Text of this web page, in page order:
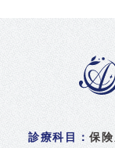
診療科目：保